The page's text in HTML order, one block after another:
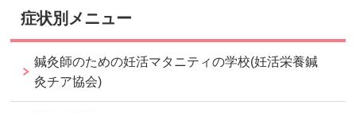
症状別メニュー
鍼灸師のための妊活マタニティの学校(妊活栄養鍼
灸チア協会)